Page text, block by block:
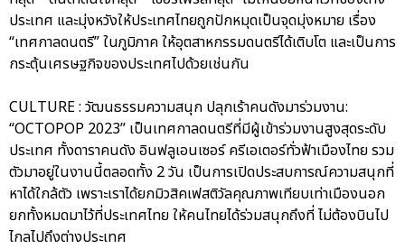
ประเทศ และมุ่งหวังให้ประเทศไทยถูกปักหมุดเป็นจุดมุ่งหมาย เรื่อง
“เทศกาลดนตรี” ในภูมิภาค ให้อุตสาหกรรมดนตรีได้เติบโต และเป็นการ
กระตุ้นเศรษฐกิจของประเทศไปด้วยเช่นกัน
CULTURE : วัฒนธรรมความสนุก ปลุกเร้าคนดังมาร่วมงาน:
“OCTOPOP 2023” เป็นเทศกาลดนตรีที่มีผู้เข้าร่วมงานสูงสุดระดับ
ประเทศ ทั้งดาราคนดัง อินฟลูเอนเซอร์ ครีเอเตอร์ทั่วฟ้าเมืองไทย รวม
ตัวมาอยู่ในงานนี้ตลอดทั้ง 2 วัน เป็นการเปิดประสบการณ์ความสนุกที่
หาได้ใกล้ตัว เพราะเราได้ยกมิวสิคเฟสติวัลคุณภาพเทียบเท่าเมืองนอก
ยกทั้งหมดมาไว้ที่ประเทศไทย ให้คนไทยได้ร่วมสนุกถึงที่ ไม่ต้องบินไป
ไกลไปถึงต่างประเทศ